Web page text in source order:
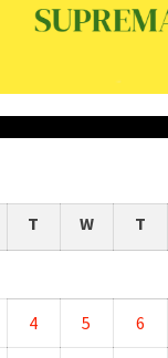
T W T
4 5 6